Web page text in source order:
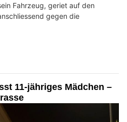
Fahrzeug, geriet auf den
gegen die
11-jähriges Mädchen –